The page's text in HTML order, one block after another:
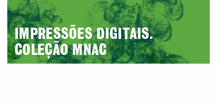
IMPRESSÕES DIGITAIS.
COLEÇÃO MNAC